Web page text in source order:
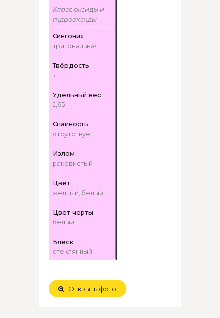
Класс оксиды и
гидрооксиды
Сингония
тригональная
Твёрдость
7
Удельный вес
2,65
Спайность
отсутствует
Излом
раковистый
Цвет
жёлтый, белый
Цвет черты
белый
Блеск
стеклянный
Открыть фото